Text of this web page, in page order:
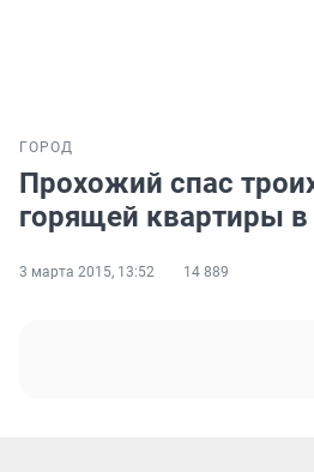
ГОРОД
Прохожий спас
горящей квартиры
3 марта 2015, 13:52 14 889